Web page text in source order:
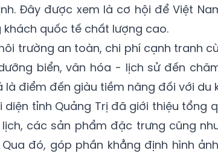
Đây được xem là cơ hội để Việt
quốc tế chất lượng cao.
trường an toàn, chi phí cạnh tranh
biển, văn hóa - lịch sử đến
điểm đến giàu tiềm năng đối với du
diện tỉnh Quảng Trị đã giới thiệu tổng
các sản phẩm đặc trưng cũng
đó, góp phần khẳng định hình